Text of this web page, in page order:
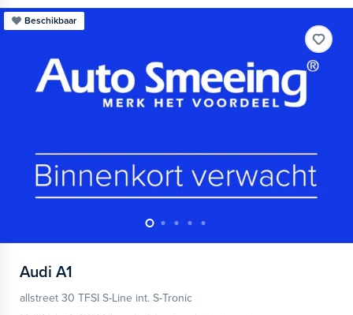
Beschikbaar
Audi A1
allstreet 30 TFSI S-Line int. S-Tronic